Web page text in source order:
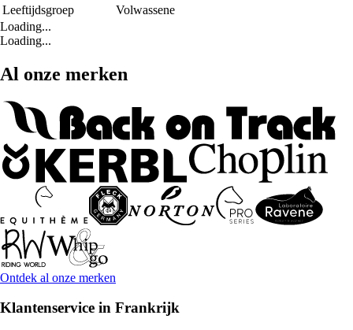
Leeftijdsgroep
Volwassene
Loading...
Loading...
Al onze merken
Ontdek al onze merken
Klantenservice in Frankrijk